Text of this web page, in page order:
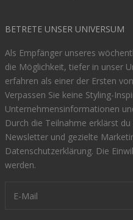
BETRETE UNSER UNIVERSUM
Als Empfänger unseres
die Möglichkeit, tiefer in unser
erfahren als einer der Ersten
Verpassen Sie keine Styling-
Unternehmensinformationen
Durch die Teilnahme erklärst
Newsletter und gezielte
Datenschutzerklärung. Die
werden.